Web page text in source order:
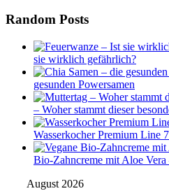
Random Posts
sie wirklich gefährlich?
gesunden Powersamen
– Woher stammt dieser
Wasserkocher Premium Line
Bio-Zahncreme mit Aloe Vera
August 2026